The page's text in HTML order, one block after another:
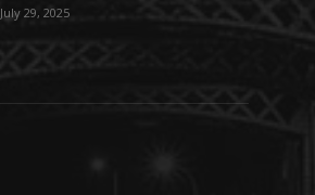
July 29, 2025